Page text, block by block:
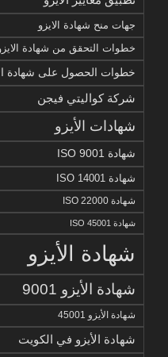
جهات منح شهادة الايزو
خطوات التحقق من شهادة
خطوات الحصول على شهادة
شركة كواليتي فيجن
شهادات الأيزو
شهادة ISO 9001
شهادة ISO 14001
شهادة ISO 22000
شهادة ISO 45001
شهادة الأيزو
شهادة الأيزو 9001
شهادة الأيزو 45001
شهادة الأيزو في الكويت